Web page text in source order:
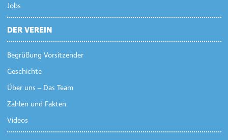
Jobs
DER VEREIN
Begrüßung Vorsitzender
Geschichte
Über uns – Das Team
Zahlen und Fakten
Videos